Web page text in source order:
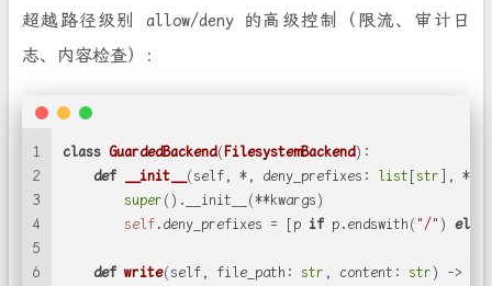
超越路径级别 allow/deny 的高级控制（限流、审计日
志、内容检查）：
1
2
3
4
5
6
class GuardedBackend(FilesystemBackend):
def
__init__ (self, *, deny_prefixes: list[str],
super().__init__(**kwargs)
self.deny_prefixes = [p if p.endswith("/") else
def write(self, file_path: str , content: str) ->